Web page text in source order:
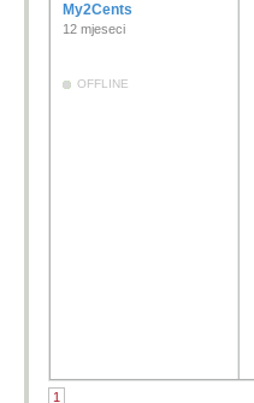
My2Cents
12 mjeseci
OFFLINE
1